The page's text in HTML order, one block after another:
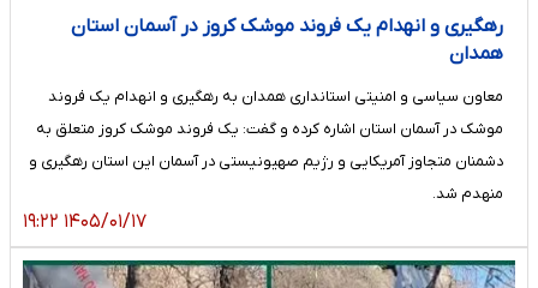
رهگیری و انهدام یک فروند موشک کروز در آسمان استان
همدان
معاون سیاسی و امنیتی استانداری همدان به رهگیری و انهدام یک فروند
موشک در آسمان استان اشاره کرده و گفت: یک فروند موشک کروز متعلق به
دشمنان متجاوز آمریکایی و رژیم صهیونیستی در آسمان این استان رهگیری و
منهدم شد.
۱۴۰۵/۰۱/۱۷ ۱۹:۲۲